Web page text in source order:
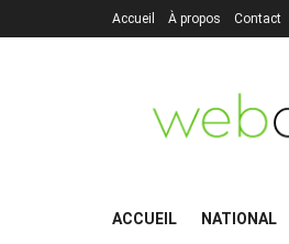
Accueil À propos Contact
ACCUEIL NATIONAL